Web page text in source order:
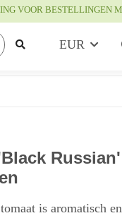
VOOR BESTELLINGEN
EUR
is aromatisch